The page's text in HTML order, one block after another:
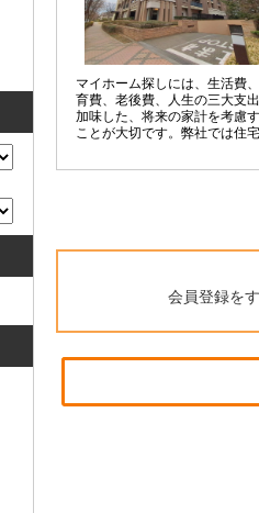
マイホーム探しには、生活費
育費、老後費、人生の三大支
加味した、将来の家計を考慮
ことが大切です。弊社では住宅
会員登録を